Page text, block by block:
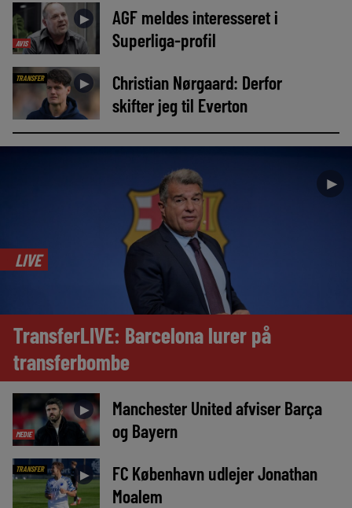
AVIS
►
AGF meldes interesseret i
Superliga-profil
TRANSFER ►
Christian Nørgaard: Derfor
skifter jeg til Everton
►
LIVE
TransferLIVE: Barcelona lurer på
transferbombe
MEDIE
►
Manchester United afviser Barça
og Bayern
TRANSFER ►
FC København udlejer Jonathan
Moalem